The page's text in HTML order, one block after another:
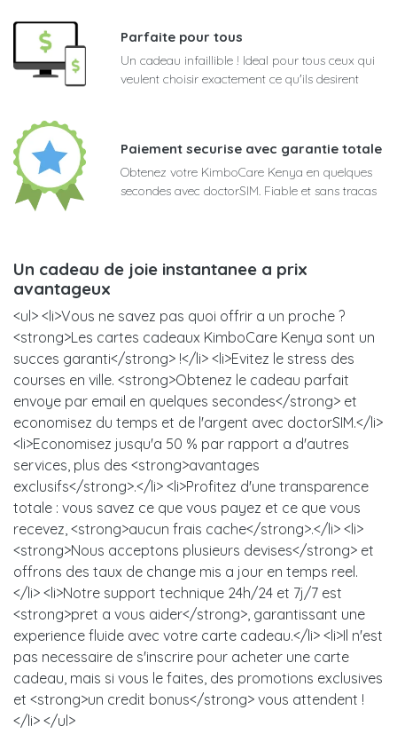
Parfaite pour tous
Un cadeau infaillible ! Ideal pour tous ceux qui
veulent choisir exactement ce qu'ils desirent
Paiement securise avec garantie totale
Obtenez votre KimboCare Kenya en quelques
secondes avec doctorSIM. Fiable et sans tracas
Un cadeau de joie instantanee a prix
avantageux
<ul> <li>Vous ne savez pas quoi offrir a un proche ?
<strong>Les cartes cadeaux KimboCare Kenya sont un
succes garanti</strong> !</li> <li>Evitez le stress des
courses en ville. <strong>Obtenez le cadeau parfait
envoye par email en quelques secondes</strong> et
economisez du temps et de l'argent avec doctorSIM.</li>
<li>Economisez jusqu'a 50 % par rapport a d'autres
services, plus des <strong>avantages
exclusifs</strong>.</li> <li>Profitez d'une transparence
totale : vous savez ce que vous payez et ce que vous
recevez, <strong>aucun frais cache</strong>.</li> <li>
<strong>Nous acceptons plusieurs devises</strong> et
offrons des taux de change mis a jour en temps reel.
</li> <li>Notre support technique 24h/24 et 7j/7 est
<strong>pret a vous aider</strong>, garantissant une
experience fluide avec votre carte cadeau.</li> <li>Il n'est
pas necessaire de s'inscrire pour acheter une carte
cadeau, mais si vous le faites, des promotions exclusives
et <strong>un credit bonus</strong> vous attendent !
</li> </ul>